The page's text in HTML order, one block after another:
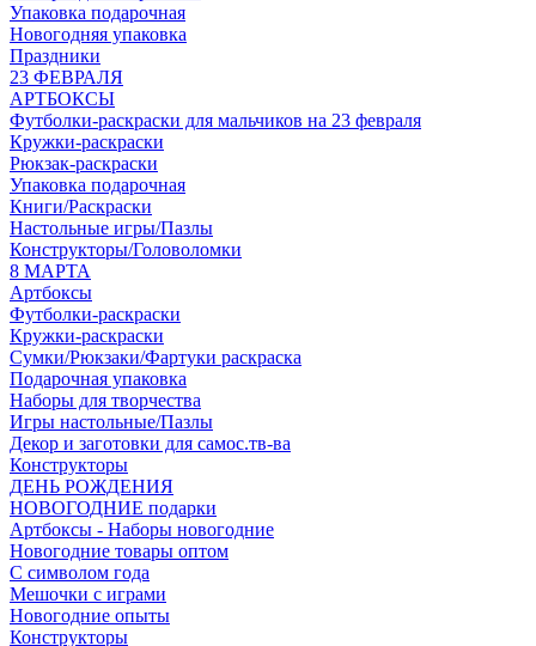
Упаковка подарочная
Новогодняя упаковка
Праздники
23 ФЕВРАЛЯ
АРТБОКСЫ
Футболки-раскраски для мальчиков на 23 февраля
Кружки-раскраски
Рюкзак-раскраски
Упаковка подарочная
Книги/Раскраски
Настольные игры/Пазлы
Конструкторы/Головоломки
8 МАРТА
Артбоксы
Футболки-раскраски
Кружки-раскраски
Сумки/Рюкзаки/Фартуки раскраска
Подарочная упаковка
Наборы для творчества
Игры настольные/Пазлы
Декор и заготовки для самос.тв-ва
Конструкторы
ДЕНЬ РОЖДЕНИЯ
НОВОГОДНИЕ подарки
Артбоксы - Наборы новогодние
Новогодние товары оптом
С символом года
Мешочки с играми
Новогодние опыты
Конструкторы